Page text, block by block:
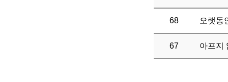
68 오랫동
67 아프지